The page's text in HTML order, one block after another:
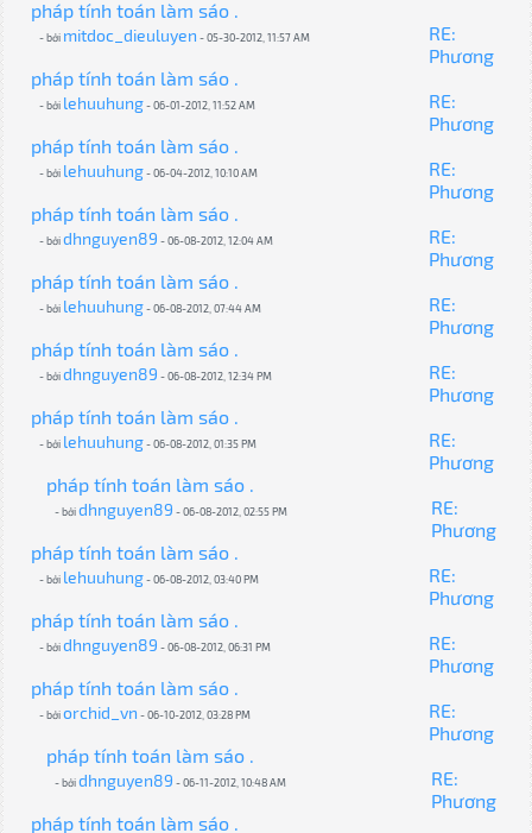
pháp tính toán làm sáo .
- bởi mitdoc_dieuluyen - 05-30-2012, 11:57 AM
RE:
Phương
pháp tính toán làm sáo .
- bởi lehuuhung- 06-01-2012, 11:52 AM
RE:
Phương
pháp tính toán làm sáo .
- bởi lehuuhung- 06-04-2012, 10:10 AM
RE:
Phương
pháp tính toán làm sáo .
- bởidhnguyen89 - 06-08-2012, 12:04 AM
RE:
Phương
pháp tính toán làm sáo .
- bởi lehuuhung- 06-08-2012, 07:44 AM
RE:
Phương
pháp tính toán làm sáo .
- bởidhnguyen89 - 06-08-2012, 12:34 PM
RE:
Phương
pháp tính toán làm sáo .
- bởi lehuuhung- 06-08-2012, 01:35 PM
RE:
Phương
pháp tính toán làm sáo .
- bởidhnguyen89 - 06-08-2012, 02:55 PM
RE:
Phương
pháp tính toán làm sáo .
- bởi lehuuhung- 06-08-2012, 03:40 PM
RE:
Phương
pháp tính toán làm sáo .
- bởidhnguyen89 - 06-08-2012, 06:31 PM
RE:
Phương
pháp tính toán làm sáo .
- bởiorchid_vn - 06-10-2012, 03:28 PM
RE:
Phương
pháp tính toán làm sáo .
- bởidhnguyen89 - 06-11-2012, 10:48 AM
RE:
Phương
pháp tính toán làm sáo .